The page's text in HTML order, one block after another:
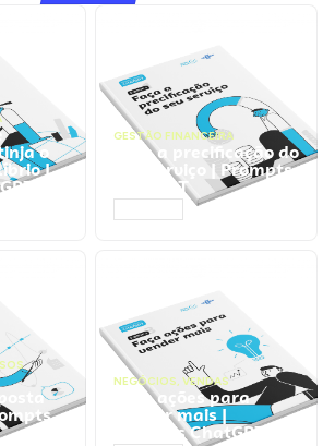
o
|
GESTÃO FINANCEIRA
Faça a precificação do
seu serviço | Prompts
ChatGPT
NEGÓCIOS, VENDAS
Faça ações para
vender mais |
Prompts ChatGPT